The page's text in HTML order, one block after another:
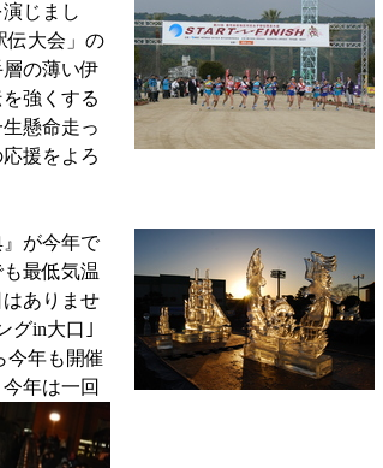
じまし
伝大会」の
の薄い伊
強くする
懸命走っ
援をよろ
が今年で
最低気温
ありませ
グin大口｣
今年も開催
今年は一回